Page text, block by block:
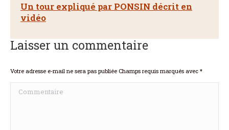
Un tour expliqué par PONSIN décrit en
vidéo
Laisser un commentaire
Votre adresse e-mail ne sera pas publiée Champs requis marqués avec *
Commentaire